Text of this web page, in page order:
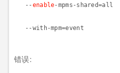
--enable-mpms-shared=all
--with-mpm=event
错误: